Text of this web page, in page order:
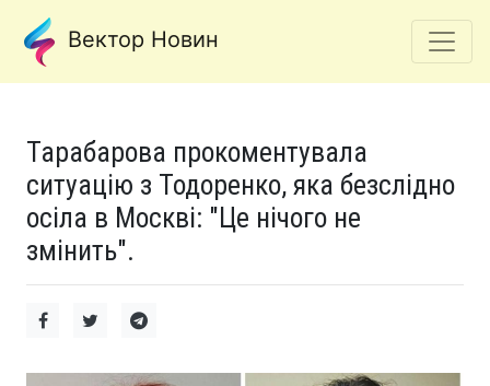
Вектор Новин
Тарабарова прокоментувала
ситуацію з Тодоренко, яка безслідно
осіла в Москві: "Це нічого не
змінить".